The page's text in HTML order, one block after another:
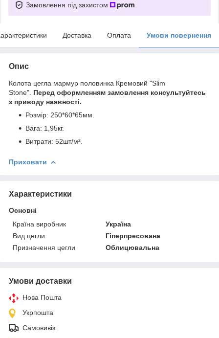
Замовлення під захистом
Доставка Оплата Умови повернення
Опис
Колота цегла мармур половинка Кремовий "Slim
Stone". Перед оформленням замовлення консультуйтесь
з приводу наявності.
Розмір: 250*60*65мм.
Вага: 1,95кг.
Витрати: 52шт/м².
Приховати
Характеристики
Основні
Країна виробник
Україна
Вид цегли
Гіперпресована
Призначення цегли
Облицювальна
Умови доставки
Нова Пошта
Укрпошта
Самовивіз